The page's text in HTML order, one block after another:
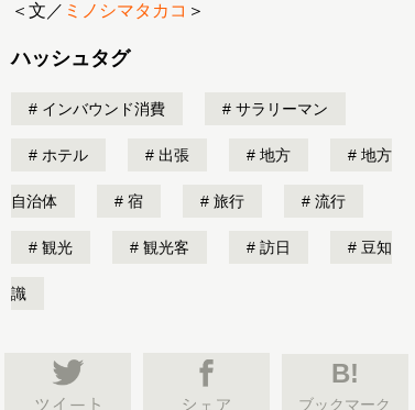
＜文／ ミノシマタカコ ＞
ハッシュタグ
インバウンド消費 サラリーマン
ホテル 出張 地方 地方
自治体 宿 旅行 流行
観光 観光客 訪日 豆知
識
B!
ブックマーク